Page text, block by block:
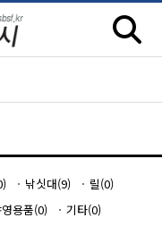
낚싯대(9)
릴(0)
용품(0)
기타(0)